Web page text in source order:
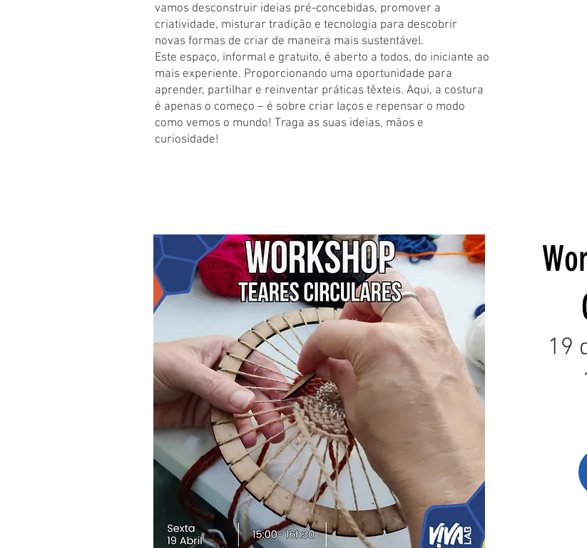
vamos desconstruir ideias pré-concebidas, promover a
criatividade, misturar tradição e tecnologia para descobrir
novas formas de criar de maneira mais sustentável.
Este espaço, informal e gratuito, é aberto a todos, do iniciante ao
mais experiente. Proporcionando uma oportunidade para
aprender, partilhar e reinventar práticas têxteis. Aqui, a costura
é apenas o começo – é sobre criar laços e repensar o modo
como vemos o mundo! Traga as suas ideias, mãos e
curiosidade!
19